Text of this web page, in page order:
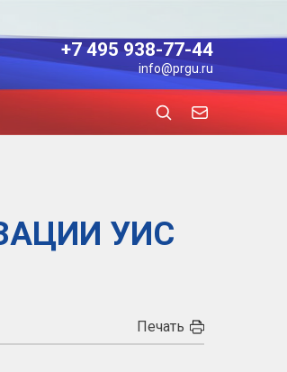
+7 495 938-77-44
info@prgu.ru
УИС
Печать